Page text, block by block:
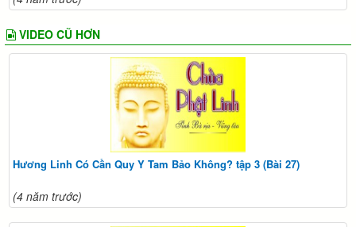
VIDEO CŨ HƠN
Hương Linh Có Cần Quy Y Tam Bảo Không? tập 3 (Bài 27)
(4 năm trước)